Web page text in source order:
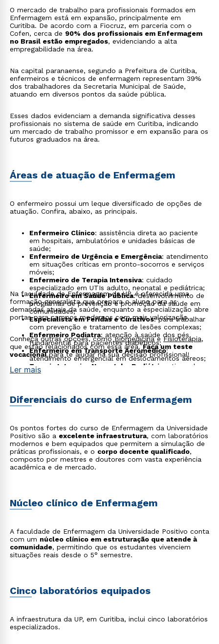
O mercado de trabalho para profissionais formados em
Enfermagem está em expansão, principalmente em
Curitiba. De acordo com a Fiocruz, em parceria com o
Cofen, cerca de 90% dos profissionais em Enfermagem
no Brasil estão empregados, evidenciando a alta
empregabilidade na área.
Na capital paranaense, segundo a Prefeitura de Curitiba,
enfermeiros e técnicos de enfermagem representam 39%
dos trabalhadores da Secretaria Municipal de Saúde,
atuando em diversos pontos da saúde pública.
Esses dados evidenciam a demanda significativa desses
profissionais no sistema de saúde em Curitiba, indicando
um mercado de trabalho promissor e em expansão para os
futuros graduados na área.
Áreas de atuação de Enfermagem
O enfermeiro possui um leque diversificado de opções de
atuação. Confira, abaixo, as principais.
Enfermeiro Clínico: assistência direta ao paciente
em hospitais, ambulatórios e unidades básicas de
saúde;
Enfermeiro de Urgência e Emergência: atendimento
em situações críticas em pronto-socorros e serviços
móveis;
Enfermeiro de Terapia Intensiva: cuidado
especializado em UTIs adulto, neonatal e pediátrica;
Enfermeiro em Saúde Pública: desenvolvimento de
programas de prevenção e promoção da saúde em
comunidades;
Especialista em Feridas e Curativos: para trabalhar
com prevenção e tratamento de lesões complexas;
Enfermeiro Podiatra: atenção à saúde dos pés,
fundamental para pacientes diabéticos;
Enfermeiro em Transporte Aeromédico:
atendimento emergencial em deslocamentos aéreos;
Terapia Intensiva Neonatal e Pediátrica
: tipos de
especializações para atuar com crianças em áreas de
Na faculdade de Enfermagem da UP, é oferecida uma
formação generalista que prepara o aluno para as
demandas atuais da saúde, enquanto a especialização abre
portas para campos modernos com mais valorização.
Conheça outras opções, comoBiomedicinae Fisioterapia,
que estão relacionados com essa área.Faça um teste
vocacionalpara te ajudar na sua decisão profissional!
Ler mais
Diferenciais do curso de Enfermagem
Os pontos fortes do curso de Enfermagem da Universidade
Positivo são a excelente infraestrutura, com laboratórios
modernos e bem equipados que permitem a simulação de
práticas profissionais, e o corpo docente qualificado,
composto por mestres e doutores com vasta experiência
acadêmica e de mercado.
Núcleo clínico de Enfermagem
A faculdade de Enfermagem da Universidade Positivo conta
com um núcleo clínico em estruturação que atende à
comunidade, permitindo que os estudantes vivenciem
situações reais desde o 5° semestre.
Cinco laboratórios equipados
A infraestrutura da UP, em Curitiba, inclui cinco laboratórios
especializados.